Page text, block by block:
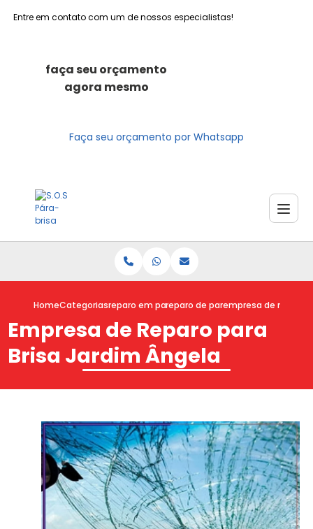
Entre em contato com um de nossos especialistas!
faça seu orçamento
agora mesmo
Faça seu orçamento por Whatsapp
HomeCategoriasreparo em para brisasreparo de para brisaempresa de reparo
Empresa de Reparo para
Brisa Jardim Ângela